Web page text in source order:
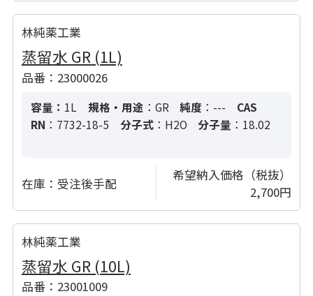
林純薬工業
蒸留水 GR (1L)
品番：23000026
容量： 1L 規格・用途 ：GR 純度 ：---
CAS
RN ：7732-18-5 分子式：H2O 分子量 ：18.02
在庫： 受注後手配
希望納入価格（税抜）
2,700円
林純薬工業
蒸留水 GR (10L)
品番：23001009